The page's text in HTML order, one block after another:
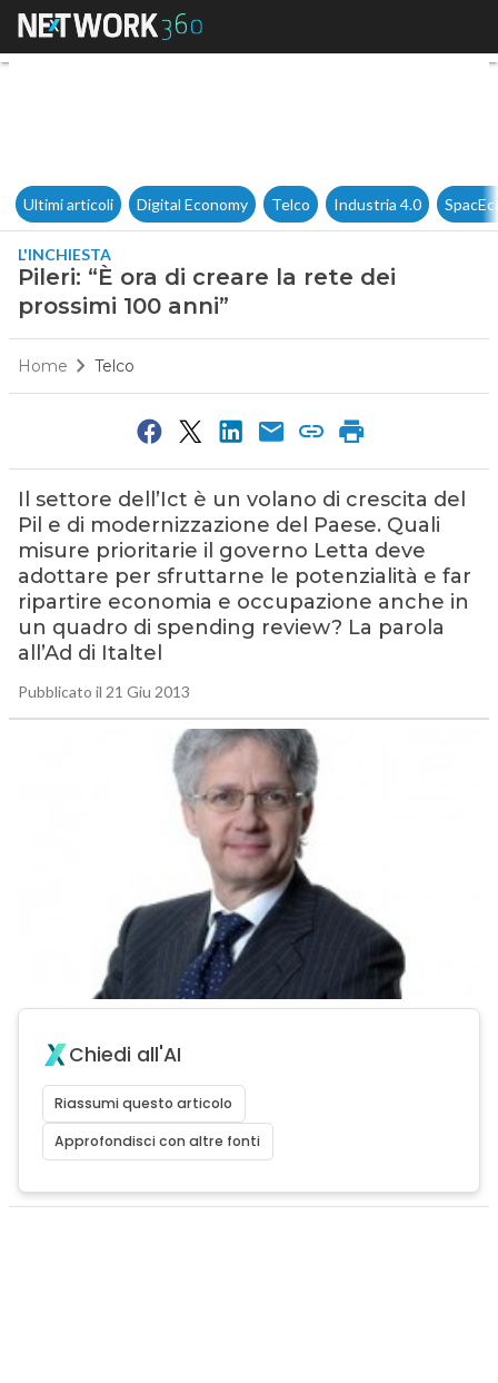
Pileri: “È ora di creare la rete
Ultimi articoli Digital Economy Telco Industria 4.0
L'INCHIESTA
Pileri: “È ora di creare la rete dei
prossimi 100 anni”
Home Telco
Il settore dell’Ict è un volano di crescita del
Pil e di modernizzazione del Paese. Quali
misure prioritarie il governo Letta deve
adottare per sfruttarne le potenzialità e far
ripartire economia e occupazione anche in
un quadro di spending review? La parola
all’Ad di Italtel
Pubblicato il 21 Giu 2013
Chiedi all'AI
Riassumi questo articolo
Approfondisci con altre fonti